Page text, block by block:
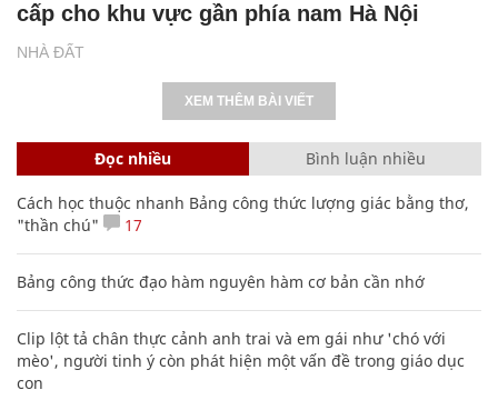
NHÀ ĐẤT
cấp cho khu vực gần phía nam Hà Nội
XEM THÊM BÀI VIẾT
Đọc nhiều Bình luận nhiều
Cách học thuộc nhanh Bảng công thức lượng giác bằng thơ,
"thần chú"
17
Bảng công thức đạo hàm nguyên hàm cơ bản cần nhớ
Clip lột tả chân thực cảnh anh trai và em gái như 'chó với
mèo', người tinh ý còn phát hiện một vấn đề trong giáo dục
con